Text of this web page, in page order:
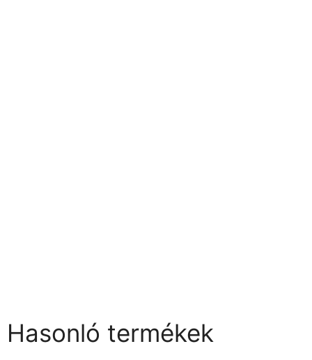
Hasonló termékek